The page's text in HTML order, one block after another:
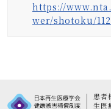
https://
wer/shotoku/
患者
生医